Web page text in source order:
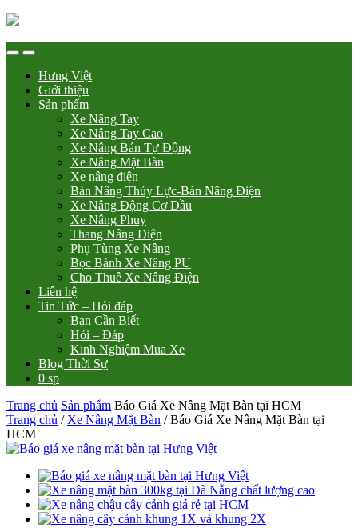
Hưng Việt
Giới thiệu
Sản phẩm
Xe Nâng Tay
Xe Nâng Tay Cao
Xe Nâng Bán Tự Động
Xe Nâng Mặt Bàn
Xe nâng điện
Bàn Nâng Thủy Lực-Bàn Nâng Điện
Xe Nâng Động Cơ Dầu
Xe Nâng Phuy
Thang Nâng Điện
Phụ Tùng Xe Nâng
Bọc Bánh Xe Nâng PU
Cho Thuê Xe Nâng Điện
Liên hệ
Tin Tức – Hỏi đáp
Bạn Cần Biết
Hỏi – Đáp
Kinh Nghiệm Mua Xe
Blog Thời Sự
0 sp
Trang chủ Sản phẩm Báo Giá Xe Nâng Mặt Bàn tại HCM
Trang chủ / Xe Nâng Mặt Bàn / Báo Giá Xe Nâng Mặt Bàn tại
HCM